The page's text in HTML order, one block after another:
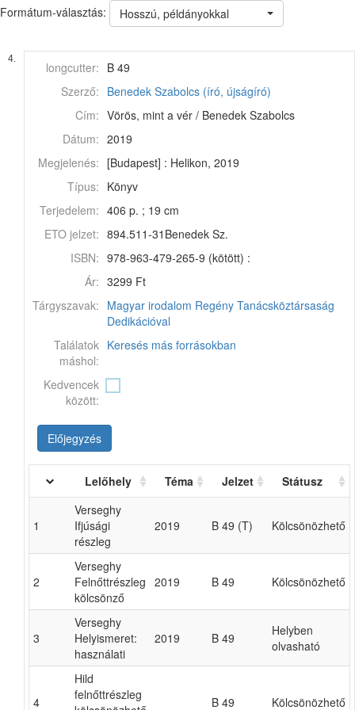
Formátum-választás: Hosszú, példányokkal
4.
longcutter: B 49
Szerző: Benedek Szabolcs (író, újságíró)
Cím: Vörös, mint a vér / Benedek Szabolcs
Dátum: 2019
Megjelenés: [Budapest] : Helikon, 2019
Típus: Könyv
Terjedelem: 406 p. ; 19 cm
ETO jelzet: 894.511-31Benedek Sz.
ISBN: 978-963-479-265-9 (kötött) :
Ár: 3299 Ft
Tárgyszavak: Magyar irodalom Regény Tanácsköztársaság
Dedikációval
Találatok
máshol:
Keresés más forrásokban
Kedvencek
között:
Előjegyzés
Lelőhely Téma Jelzet Státusz
1
Verseghy
Ifjúsági
részleg
2019 B 49 (T) Kölcsönözhető
2
Verseghy
Felnőttrészleg
kölcsönző
2019 B 49 Kölcsönözhető
3
Verseghy
Helyismeret:
használati
2019 B 49
Helyben
olvasható
4
Hild
felnőttrészleg
B 49 Kölcsönözhető